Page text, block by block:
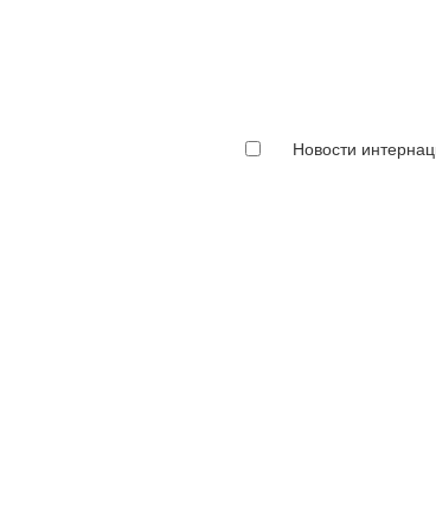
Новости